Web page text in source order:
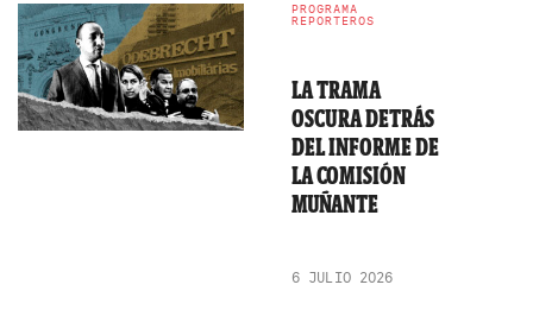
PROGRAMA
REPORTEROS
LA TRAMA
OSCURA DETRÁS
DEL INFORME DE
LA COMISIÓN
MUÑANTE
6 JULIO 2026